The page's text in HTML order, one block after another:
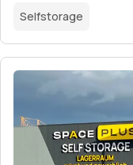
Selfstorage